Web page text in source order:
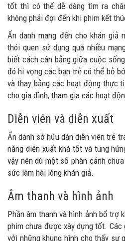
tốt thì có thể dễ dàng tìm ra
không phải đợi đến khi phim kết
Ẩn danh mang đến cho khán giả
thói quen sử dụng quá nhiều
biết cách cân bằng giữa cuộc
đó hi vọng các bạn trẻ có thể bỏ
và thay bằng các hoạt động thực
cho gia đình, tham gia các hoạt
Diễn viên và diễn xuất
Ẩn danh sở hữu dàn diễn viên trẻ
năng diễn xuất khá tốt và tung
vậy nên dù một số phân cảnh
sức làm hài lòng khán giả.
Âm thanh và hình ảnh
Phần âm thanh và hình ảnh bổ trợ
phim chưa được xây dựng tốt.
với những khung hình cho thấy sự